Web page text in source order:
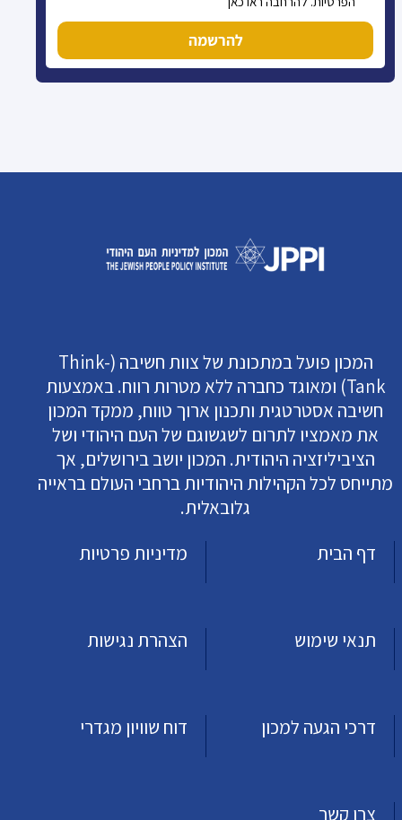
להרשמה
המכון פועל במתכונת של צוות חשיבה (Think-
Tank) ומאוגד כחברה ללא מטרות רווח. באמצעות
חשיבה אסטרטגית ותכנון ארוך טווח, ממקד המכון
את מאמציו לתרום לשגשוגם של העם היהודי ושל
הציביליזציה היהודית. המכון יושב בירושלים, אך
מתייחס לכל הקהילות היהודיות ברחבי העולם בראייה
גלובאלית.
דף הבית
מדיניות פרטיות
תנאי שימוש הצהרת נגישות
דרכי הגעה למכון דוח שוויון מגדרי
צרו קשר